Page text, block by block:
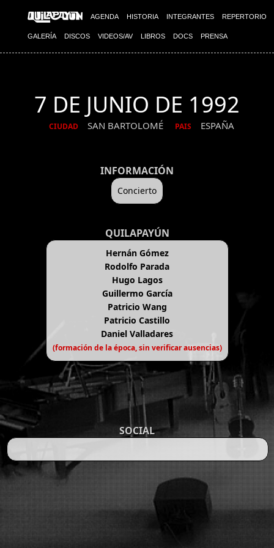
AGENDA HISTORIA INTEGRANTES REPERTORIO
GALERÍA DISCOS VIDEOS/AV LIBROS DOCS PRENSA
7 DE JUNIO DE 1992
CIUDAD SAN BARTOLOMÉ PAIS ESPAÑA
INFORMACIÓN
Concierto
QUILAPAYÚN
Hernán Gómez
Rodolfo Parada
Hugo Lagos
Guillermo García
Patricio Wang
Patricio Castillo
Daniel Valladares
(formación de la época, sin verificar ausencias)
SOCIAL